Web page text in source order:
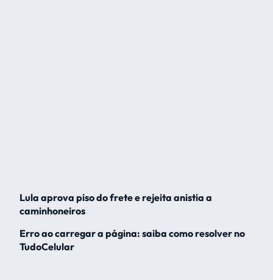
Lula aprova piso do frete e rejeita anistia a
caminhoneiros
Erro ao carregar a página: saiba como resolver no
TudoCelular